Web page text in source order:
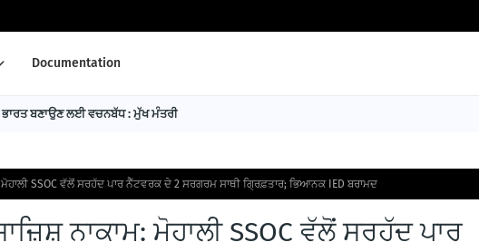
Documentation
ਭਾਰਤ ਬਣਾਉਣ ਲਈ ਵਚਨਬੱਧ : ਮੁੱਖ ਮੰਤਰੀ
SSOC ਵੱਲੋਂ ਸਰਹੱਦ ਪਾਰ ਨੈੱਟਵਰਕ ਦੇ 2 ਸਰਗਰਮ ਸਾਥੀ ਗ੍ਰਿਫ਼ਤਾਰ; ਭਿਆਨਕ IED ਬਰਾਮਦ
ਨਾਕਾਮ: ਮੋਹਾਲੀ SSOC ਵੱਲੋਂ ਸਰਹੱਦ ਪਾਰ